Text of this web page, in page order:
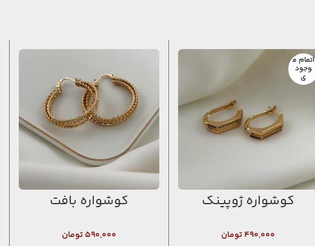
اتمام م
وجود
ی
گوشواره ژوپینگ
۴۹۰,۰۰۰تومان
گوشواره بافت
۵۹۰,۰۰۰تومان